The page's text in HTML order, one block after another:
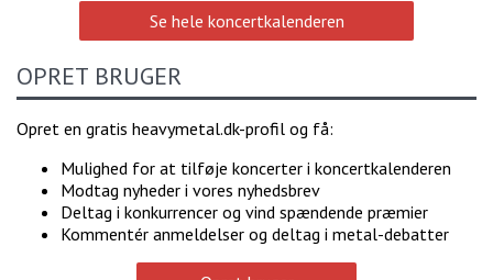
Se hele koncertkalenderen
OPRET BRUGER
Opret en gratis heavymetal.dk-profil og få:
Mulighed for at tilføje koncerter i koncertkalenderen
Modtag nyheder i vores nyhedsbrev
Deltag i konkurrencer og vind spændende præmier
Kommentér anmeldelser og deltag i metal-debatter